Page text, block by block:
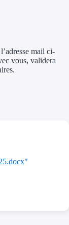
de A à H
mail ci-
vous, validera